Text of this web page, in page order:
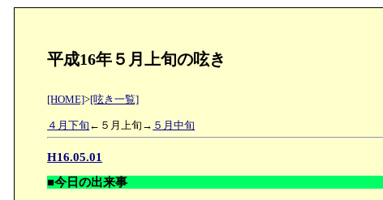
平成16年５月上旬の呟き
[HOME]>[呟き一覧]
４月下旬 ←５月上旬→ ５月中旬
H16.05.01
■今日の出来事